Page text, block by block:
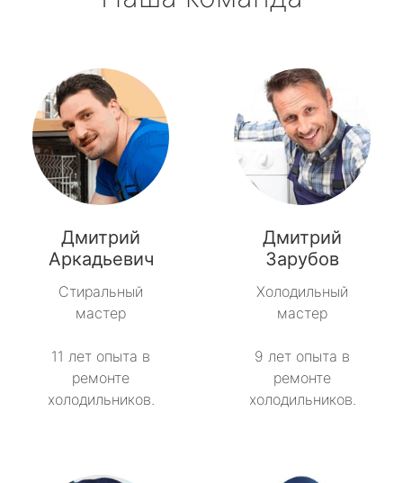
Дмитрий
Аркадьевич
Стиральный
мастер
11 лет опыта в
ремонте
холодильников.
Дмитрий
Зарубов
Холодильный
мастер
9 лет опыта в
ремонте
холодильников.